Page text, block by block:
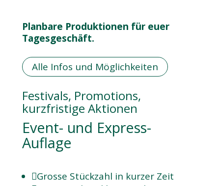
Planbare Produktionen für euer
Tagesgeschäft.
Alle Infos und Möglichkeiten
Festivals, Promotions,
kurzfristige Aktionen
Event- und Express-
Auflage
Grosse Stückzahl in kurzer Zeit